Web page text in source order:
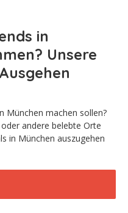
in
Unsere
München machen sollen?
andere belebte Orte
in München auszugehen